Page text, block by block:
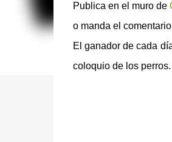
Publica en el muro de
o manda el
El ganador de cada
coloquio de los perros.